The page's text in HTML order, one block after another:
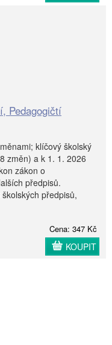
Pedagogičtí
klíčový školský
změn) a k 1. 1. 2026
zákon o
předpisů.
předpisů,
Cena: 347 Kč
KOUPIT